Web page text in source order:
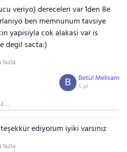
veriyo) dereceleri var 1den 8e
ben memnunum tavsiye
yapisiyla cok alakasi var is
degil sacta:)
fazla
Betül Melisam
5 yıl
B
ediyorum iyiki varsınız
fazla